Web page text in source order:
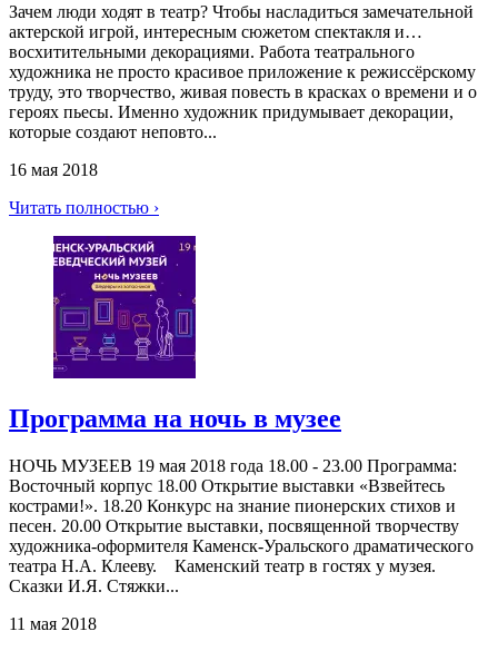
Зачем люди ходят в театр? Чтобы насладиться замечательной
актерской игрой, интересным сюжетом спектакля и…
восхитительными декорациями. Работа театрального
художника не просто красивое приложение к режиссёрскому
труду, это творчество, живая повесть в красках о времени и о
героях пьесы. Именно художник придумывает декорации,
которые создают неповто...
16 мая 2018
Читать полностью ›
Программа на ночь в музее
НОЧЬ МУЗЕЕВ 19 мая 2018 года 18.00 - 23.00 Программа:
Восточный корпус 18.00 Открытие выставки «Взвейтесь
кострами!». 18.20 Конкурс на знание пионерских стихов и
песен. 20.00 Открытие выставки, посвященной творчеству
художника-оформителя Каменск-Уральского драматического
театра Н.А. Клееву. Каменский театр в гостях у музея.
Сказки И.Я. Стяжки...
11 мая 2018